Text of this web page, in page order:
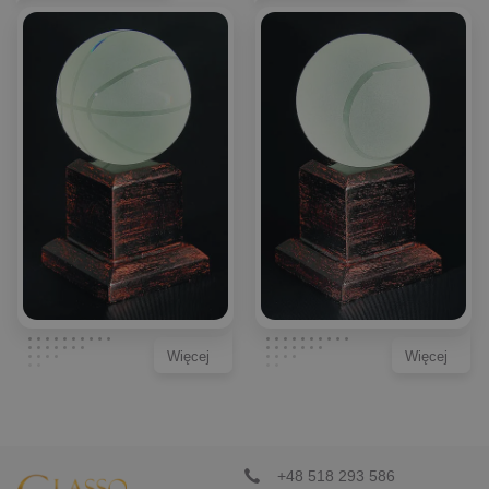
Więcej Więcej
+48 518 293 586